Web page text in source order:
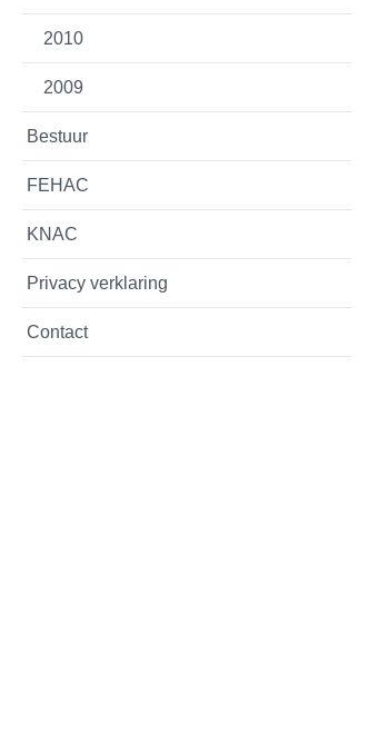
2010
2009
Bestuur
FEHAC
KNAC
Privacy verklaring
Contact